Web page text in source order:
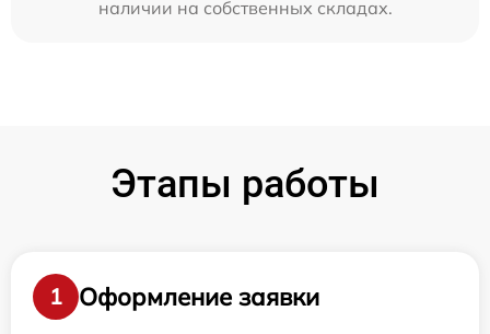
наличии на собственных складах.
Этапы работы
1
Оформление заявки